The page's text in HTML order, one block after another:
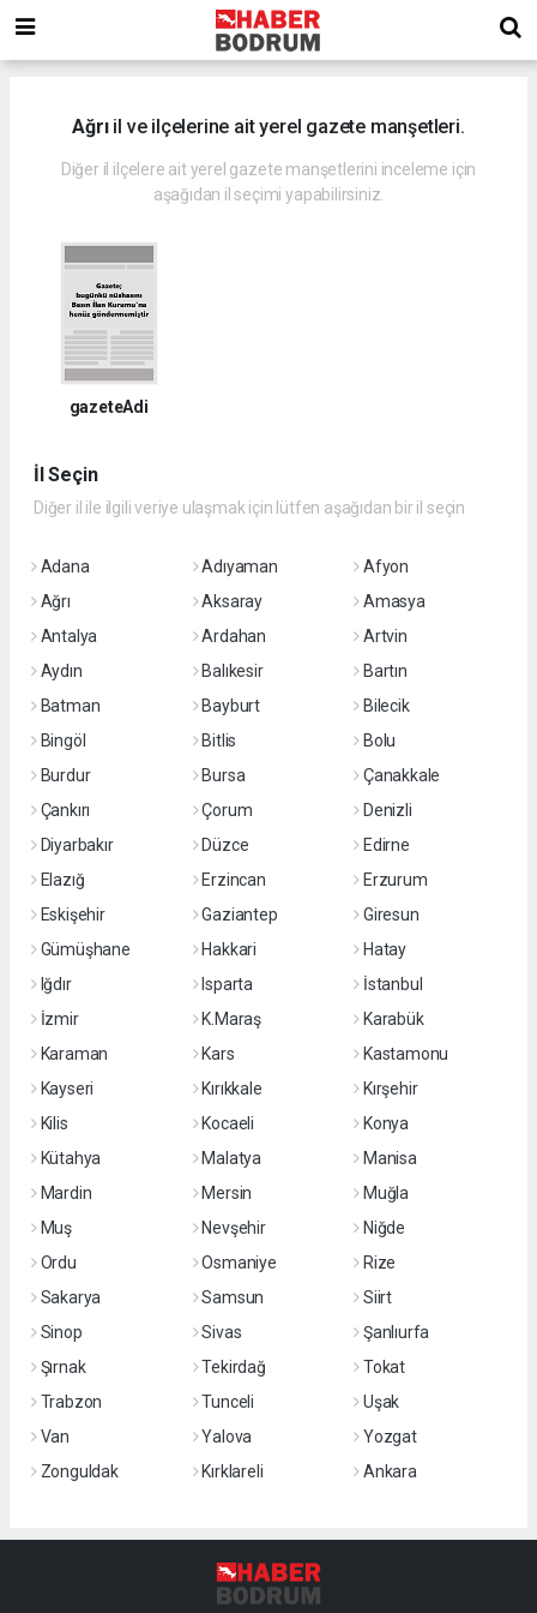
Ağrıil ve ilçelerine ait yerel gazete manşetleri.
Diğer il ilçelere ait yerel gazete manşetlerini inceleme için
aşağıdan il seçimi yapabilirsiniz.
gazeteAdi
İl Seçin
Diğer il ile ilgili veriye ulaşmak için lütfen aşağıdan bir il seçin
Adana Adıyaman
Afyon
Ağrı
Aksaray
Amasya
Antalya
Ardahan
Artvin
Aydın
Balıkesir
Bartın
Batman
Bayburt
Bilecik
Bingöl
Bitlis
Bolu
Burdur
Bursa
Çanakkale
Çankırı
Çorum
Denizli
Diyarbakır
Düzce
Edirne
Elazığ
Erzincan
Erzurum
Eskişehir
Gaziantep
Giresun
Gümüşhane
Hakkari
Hatay
Iğdır
Isparta
İstanbul
İzmir
K.Maraş
Karabük
Karaman
Kars
Kastamonu
Kayseri
Kırıkkale
Kırşehir
Kilis
Kocaeli
Konya
Kütahya
Malatya
Manisa
Mardin
Mersin
Muğla
Muş
Nevşehir
Niğde
Ordu
Osmaniye
Rize
Sakarya
Samsun
Siirt
Sinop
Sivas
Şanlıurfa
Şırnak
Tekirdağ
Tokat
Trabzon
Tunceli
Uşak
Van
Yalova
Yozgat
Zonguldak
Kırklareli Ankara